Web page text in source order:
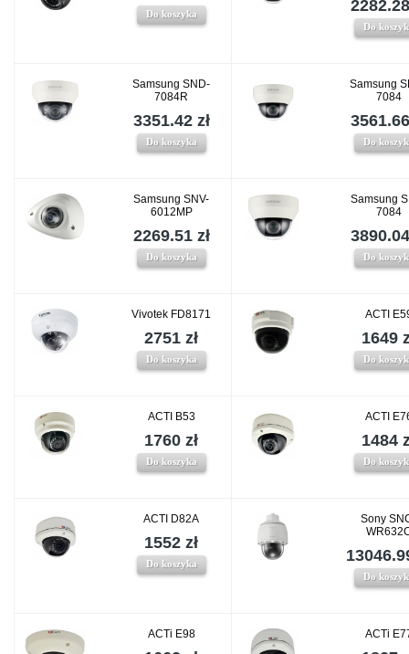
Do koszyka
Do
Samsung SND-
7084R
3351.42 zł
Do koszyka
Samsung
7084
Do
Samsung SNV-
6012MP
2269.51 zł
Do koszyka
Samsung
7084
Do
Vivotek FD8171
2751 zł
Do koszyka
ACTI
1649
Do
ACTI B53
1760 zł
Do koszyka
ACTI
1484
Do
ACTI D82A
1552 zł
Do koszyka
Sony
Do
ACTi E98 ACTi